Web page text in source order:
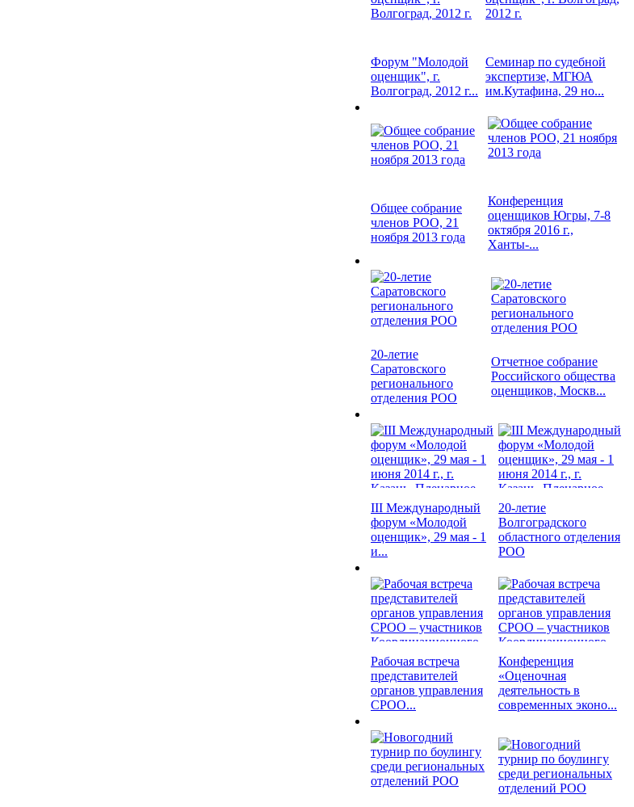
Форум "Молодой
оценщик", г.
Волгоград, 2012 г...
Семинар по судебной
экспертизе, МГЮА
им.Кутафина, 29 но...
Общее собрание
членов РОО, 21
ноября 2013 года
Конференция
оценщиков Югры, 7-8
октября 2016 г.,
Ханты-...
20-летие
Саратовского
регионального
отделения РОО
Отчетное собрание
Российского общества
оценщиков, Москв...
III Международный
форум «Молодой
оценщик», 29 мая - 1
и...
20-летие
Волгоградского
областного отделения
РОО
Рабочая встреча
представителей
органов управления
СРОО...
Конференция
«Оценочная
деятельность в
современных эконо...